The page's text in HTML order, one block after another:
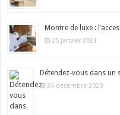
Montre de luxe :
25 janvier 2021
Détendez-vous dans
24 décembre 2020